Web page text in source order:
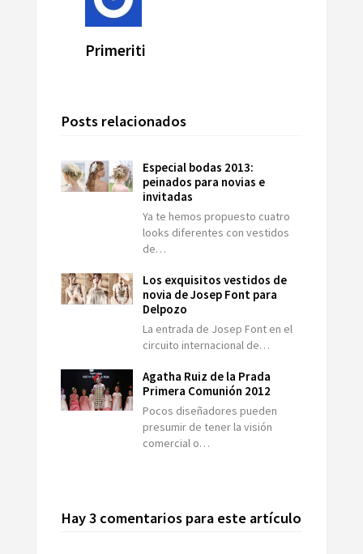
Primeriti
Posts relacionados
Especial bodas 2013:
peinados para novias e
invitadas
Ya te hemos propuesto cuatro
looks diferentes con vestidos
de…
Los exquisitos vestidos de
novia de Josep Font para
Delpozo
La entrada de Josep Font en el
circuito internacional de…
Agatha Ruiz de la Prada
Primera Comunión 2012
Pocos diseñadores pueden
presumir de tener la visión
comercial o…
Hay 3 comentarios para este artículo